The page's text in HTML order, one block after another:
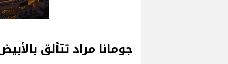
جومانا مراد تتألق